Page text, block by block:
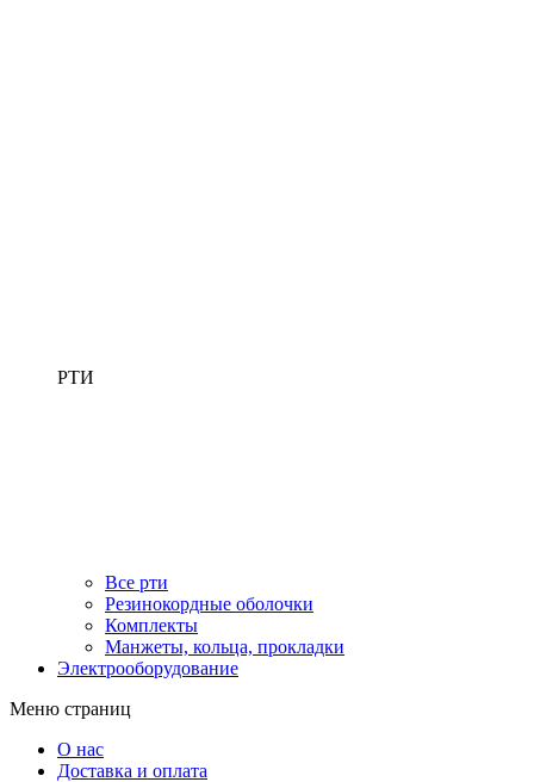
РТИ
Все рти
Резинокордные оболочки
Комплекты
Манжеты, кольца, прокладки
Электрооборудование
Меню страниц
О нас
Доставка и оплата